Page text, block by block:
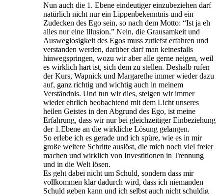
Nun auch die 1. Ebene eindeutiger einzubeziehen darf
natürlich nicht nur ein Lippenbekenntnis und ein
Zudecken des Ego sein, so nach dem Motto: “Ist ja eh
alles nur eine Illusion.” Nein, die Grausamkeit und
Ausweglosigkeit des Egos muss zutiefst erfahren und
verstanden werden, darüber darf man keinesfalls
hinwegspringen, wozu wir aber alle gerne neigen, weil
es wirklich hart ist, sich dem zu stellen. Deshalb rufen
der Kurs, Wapnick und Margarethe immer wieder dazu
auf, ganz richtig und wichtig auch in meinem
Verständnis. Und tun wir dies, steigen wir immer
wieder ehrlich beobachtend mit dem Licht unseres
heilen Geistes in den Abgrund des Ego, ist meine
Erfahrung, dass wir nur bei gleichzeitiger Einbeziehung
der 1.Ebene an die wirkliche Lösung gelangen.
So erlebe ich es gerade und ich spüre, wie es in mir
große weitere Schritte auslöst, die mich noch viel freier
machen und wirklich von Investitionen in Trennung
und in die Welt lösen.
Es geht dabei nicht um Schuld, sondern dass mir
vollkommen klar dadurch wird, dass ich niemanden
Schuld geben kann und ich selbst auch nicht schuldig